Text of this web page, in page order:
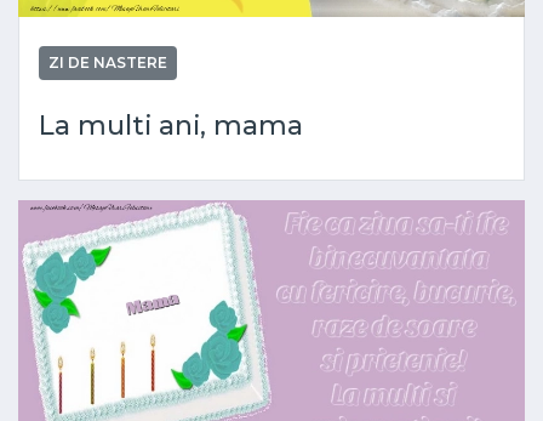
ZI DE NASTERE
La multi ani, mama